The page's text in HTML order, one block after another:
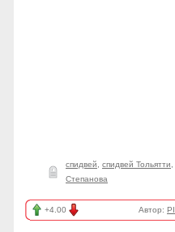
спидвей спидвей Тольятти
Степанова
+4.00 Автор: